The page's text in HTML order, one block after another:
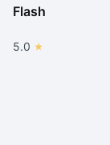
Flash
5.0